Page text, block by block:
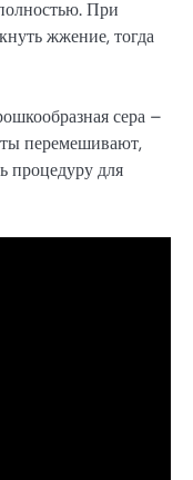
При
жжение, тогда
сера –
перемешивают,
процедуру для